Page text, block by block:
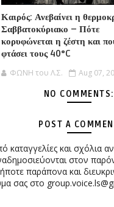
Καιρός: Ανεβαίνει η
Σαββατοκύριακο – Πότε
κορυφώνεται η ζέστη και
φτάσει τους 40°C
ΦΩΝΗ του Λ.Σ. Aug 07,
NO COMMENTS:
POST A
καταγγελίες και σχόλια
στον
παράπονα και
σας στο